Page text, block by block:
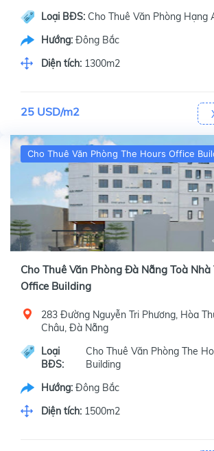
Loại BĐS: Cho Thuê Văn Phòng Hạng
Hướng: Đông Bắc
Diện tích: 1300m2
25 USD/m2
Cho Thuê Văn Phòng The Hours Office
Cho Thuê Văn Phòng Đà Nẵng Toà Nhà
Office Building
283 Đường Nguyễn Tri Phương, Hòa
Châu, Đà Nẵng
Loại
BĐS:
Cho Thuê Văn Phòng The
Building
Hướng: Đông Bắc
Diện tích: 1500m2